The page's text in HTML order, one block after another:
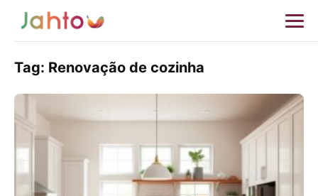
Tag: Renovação de cozinha